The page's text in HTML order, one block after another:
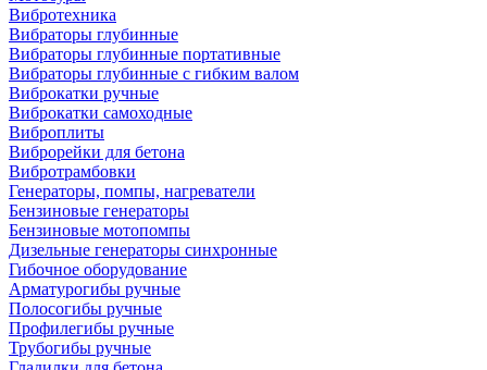
Вибротехника
Вибраторы глубинные
Вибраторы глубинные портативные
Вибраторы глубинные с гибким валом
Виброкатки ручные
Виброкатки самоходные
Виброплиты
Виброрейки для бетона
Вибротрамбовки
Генераторы, помпы, нагреватели
Бензиновые генераторы
Бензиновые мотопомпы
Дизельные генераторы синхронные
Гибочное оборудование
Арматурогибы ручные
Полосогибы ручные
Профилегибы ручные
Трубогибы ручные